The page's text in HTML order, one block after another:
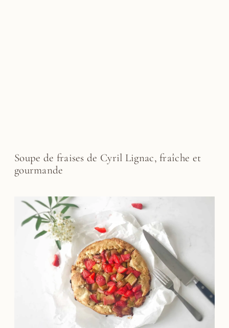
Soupe de fraises de Cyril Lignac, fraîche et
gourmande